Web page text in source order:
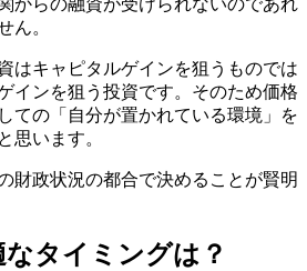
ん。
はキャピタルゲインを狙うものでは
インを狙う投資です。そのため価格
ての「自分が置かれている環境」を
思います。
財政状況の都合で決めることが賢明
なタイミングは？